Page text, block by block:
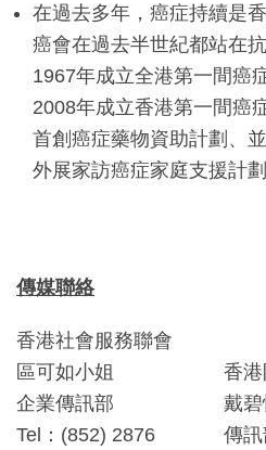
在過去多年，癌症持續是
癌會在過去半世紀都站在
1967年成立全港第一間癌
2008年成立香港第一間癌
首創癌症藥物資助計劃、
外展家訪癌症家庭支援計劃
傳媒聯絡
香港社會服務聯會
區可如小姐
企業傳訊部
Tel：(852) 2876
香
戴
傳訊